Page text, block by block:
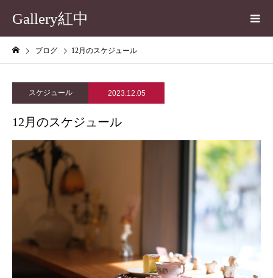
Gallery紅中
ブログ 12月のスケジュール
スケジュール 2023.12.05
12月のスケジュール